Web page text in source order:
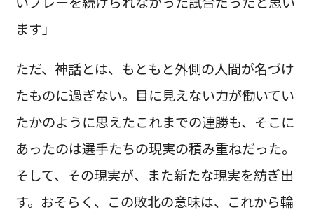
ます」
ただ、神話とは、もともと外側の人間が名づけ
たものに過ぎない。目に見えない力が働いてい
たかのように思えたこれまでの連勝も、そこに
あったのは選手たちの現実の積み重ねだった。
そして、その現実が、また新たな現実を紡ぎ出
す。おそらく、この敗北の意味は、これから輪